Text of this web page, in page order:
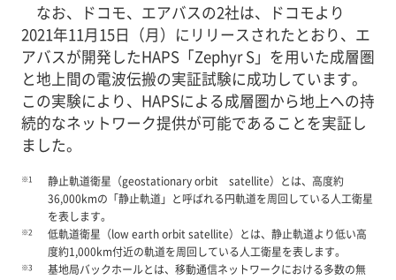
なお、ドコモ、エアバスの2社は、ドコモより
2021年11月15日（月）にリリースされたとおり、エ
アバスが開発したHAPS「Zephyr S」を用いた成層圏
と地上間の電波伝搬の実証試験に成功しています。
この実験により、HAPSによる成層圏から地上への持
続的なネットワーク提供が可能であることを実証し
ました。
※1
静止軌道衛星（geostationary orbit satellite）とは、高度約
36,000kmの「静止軌道」と呼ばれる円軌道を周回している人工衛星
を表します。
※2
低軌道衛星（low earth orbit satellite）とは、静止軌道より低い高
度約1,000km付近の軌道を周回している人工衛星を表します。
※3
基地局バックホールとは、移動通信ネットワークにおける多数の無